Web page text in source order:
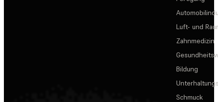
Luft- und
Zahnmedizin
Bildung
Schmuck